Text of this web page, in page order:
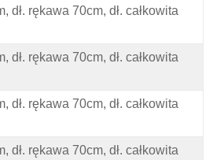
dł. rękawa 70cm, dł. całkowita
dł. rękawa 70cm, dł. całkowita
dł. rękawa 70cm, dł. całkowita
dł. rękawa 70cm, dł. całkowita